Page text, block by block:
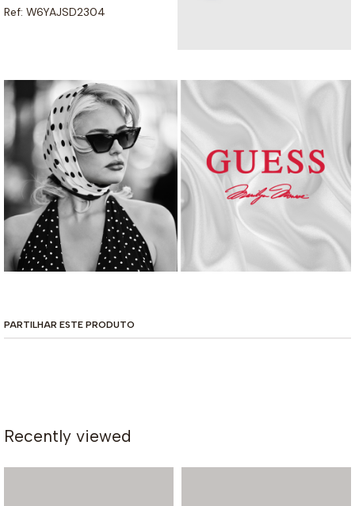
Ref: W6YAJSD2304
PARTILHAR ESTE PRODUTO
Recently viewed